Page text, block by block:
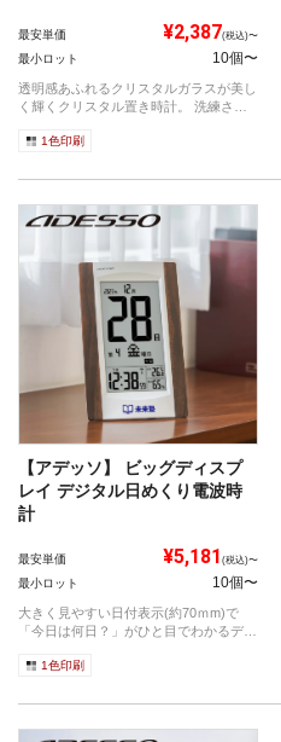
最安単価 ¥2,387(税込)〜
最小ロット 10個〜
透明感あふれるクリスタルガラスが美し
く輝くクリスタル置き時計。 洗練され
1色印刷
【アデッソ】 ビッグディスプ
レイ デジタル日めくり電波時
計
最安単価 ¥5,181 (税込)〜
最小ロット 10個〜
大きく見やすい日付表示(約70ｍm)で
「今日は何日？」がひと目でわかるデジ
1色印刷